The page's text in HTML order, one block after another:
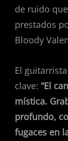
de ruido
prestados
Bloody
El
clave: “El
mística.
profundo,
fugaces en